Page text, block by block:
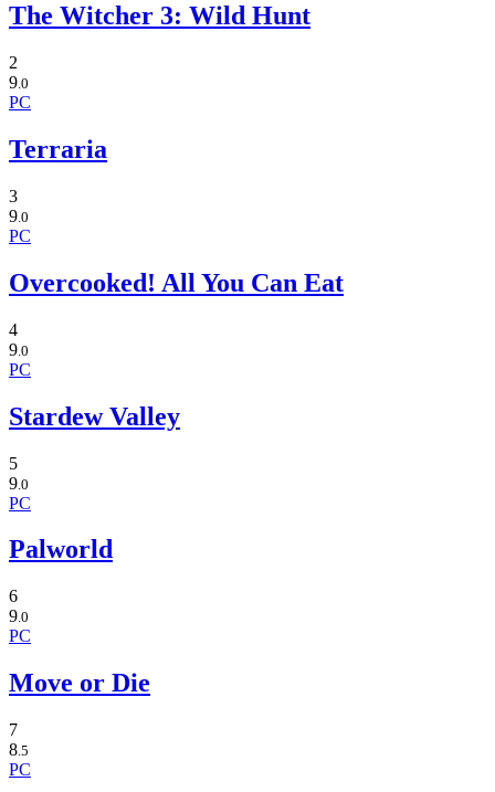
The Witcher 3: Wild Hunt
2
9.0
PC
Terraria
3
9 .0
PC
Overcooked! All You Can Eat
4
9 .0
PC
Stardew Valley
5
9 .0
PC
Palworld
6
9.0
PC
Move or Die
7
8.5
PC